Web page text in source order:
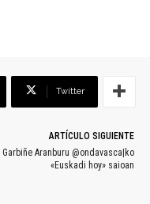
Twitter
ARTÍCULO SIGUIENTE
Garbiñe Aranburu @ondavasca|ko
«Euskadi hoy» saioan